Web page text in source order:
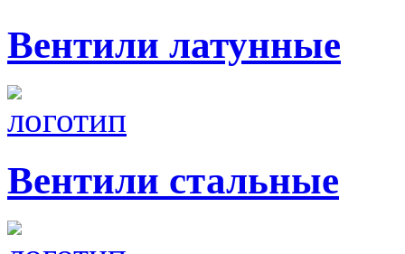
Вентили латунные
Вентили стальные